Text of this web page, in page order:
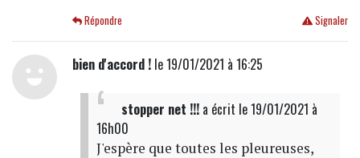
Signaler
Répondre
bien d'accord !le 19/01/2021 à 16:25
stopper net !!!a écrit le 19/01/2021 à
16h00
J'espère que toutes les pleureuses,